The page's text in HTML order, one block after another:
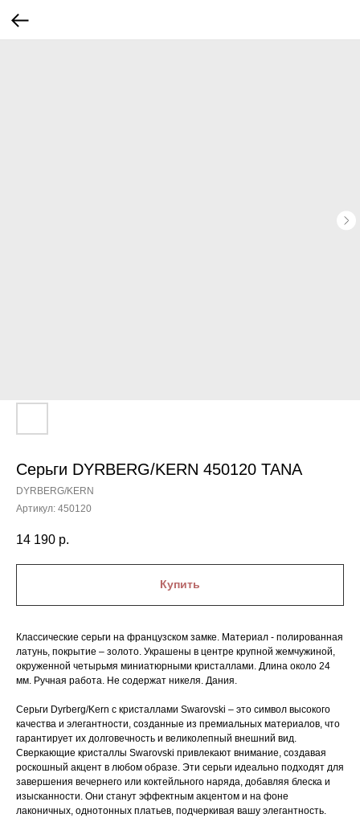
Серьги DYRBERG/KERN 450120 TANA
DYRBERG/KERN
Артикул: 450120
14 190 р.
Купить
Классические серьги на французском замке. Материал - полированная
латунь, покрытие – золото. Украшены в центре крупной жемчужиной,
окруженной четырьмя миниатюрными кристаллами. Длина около 24
мм. Ручная работа. Не содержат никеля. Дания.
Серьги Dyrberg/Kern с кристаллами Swarovski – это символ высокого
качества и элегантности, созданные из премиальных материалов, что
гарантирует их долговечность и великолепный внешний вид.
Сверкающие кристаллы Swarovski привлекают внимание, создавая
роскошный акцент в любом образе. Эти серьги идеально подходят для
завершения вечернего или коктейльного наряда, добавляя блеска и
изысканности. Они станут эффектным акцентом и на фоне
лаконичных, однотонных платьев, подчеркивая вашу элегантность.